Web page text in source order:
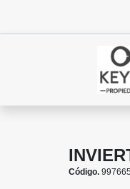
Código.